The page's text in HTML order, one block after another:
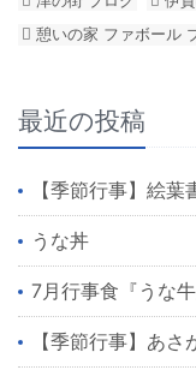
憩いの家 ファボール
最近の投稿
【季節行事】絵葉
うな丼
7月行事食『うな牛
【季節行事】あ